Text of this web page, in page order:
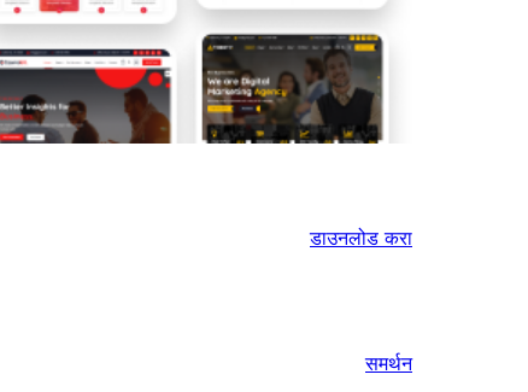
डाउनलोड करा
समर्थन